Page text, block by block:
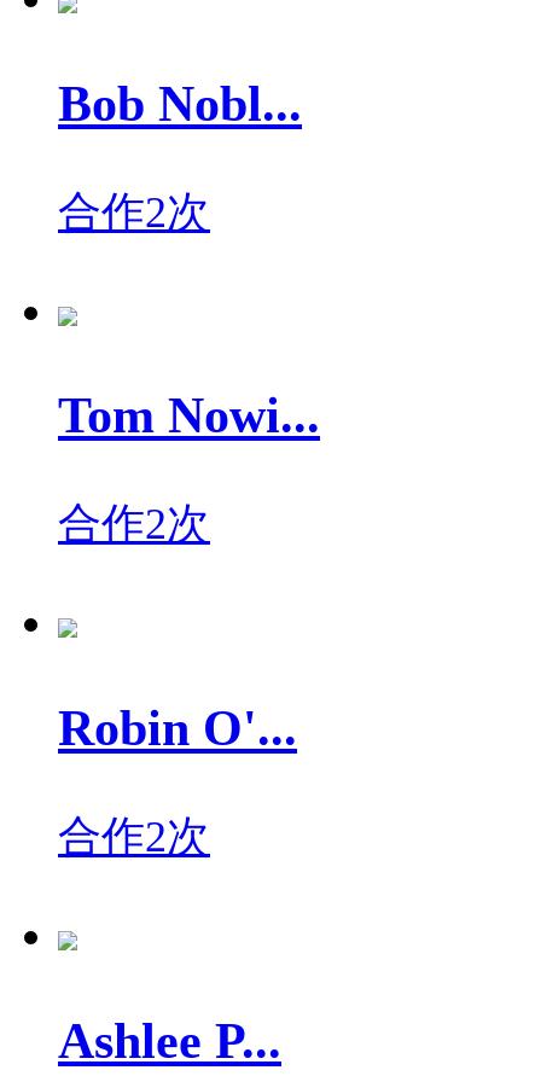
Bob Nobl...
合作2次
Tom Nowi...
合作2次
Robin O'...
合作2次
Ashlee P...